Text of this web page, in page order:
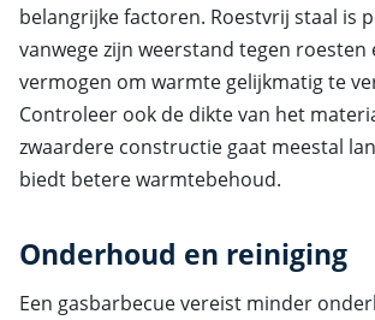
belangrijke factoren. Roestvrij staal is
vanwege zijn weerstand tegen roesten
vermogen om warmte gelijkmatig te
Controleer ook de dikte van het
zwaardere constructie gaat meestal
biedt betere warmtebehoud.
Onderhoud en reiniging
Een gasbarbecue vereist minder